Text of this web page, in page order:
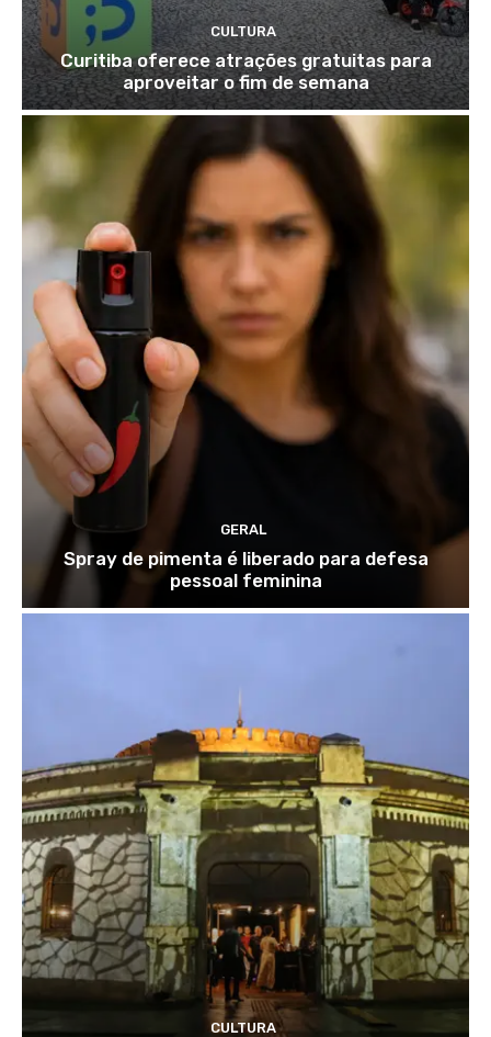
CULTURA
Curitiba oferece atrações gratuitas para
aproveitar o fim de semana
GERAL
Spray de pimenta é liberado para defesa
pessoal feminina
CULTURA